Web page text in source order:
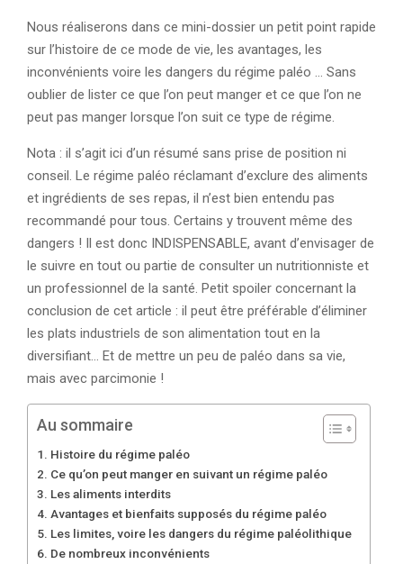
Nous réaliserons dans ce mini-dossier un petit point rapide
sur l’histoire de ce mode de vie, les avantages, les
inconvénients voire les dangers du régime paléo … Sans
oublier de lister ce que l’on peut manger et ce que l’on ne
peut pas manger lorsque l’on suit ce type de régime.
Nota : il s’agit ici d’un résumé sans prise de position ni
conseil. Le régime paléo réclamant d’exclure des aliments
et ingrédients de ses repas, il n’est bien entendu pas
recommandé pour tous. Certains y trouvent même des
dangers ! Il est donc INDISPENSABLE, avant d’envisager de
le suivre en tout ou partie de consulter un nutritionniste et
un professionnel de la santé. Petit spoiler concernant la
conclusion de cet article : il peut être préférable d’éliminer
les plats industriels de son alimentation tout en la
diversifiant… Et de mettre un peu de paléo dans sa vie,
mais avec parcimonie !
Au sommaire
Histoire du régime paléo
Ce qu’on peut manger en suivant un régime paléo
Les aliments interdits
Avantages et bienfaits supposés du régime paléo
Les limites, voire les dangers du régime paléolithique
De nombreux inconvénients